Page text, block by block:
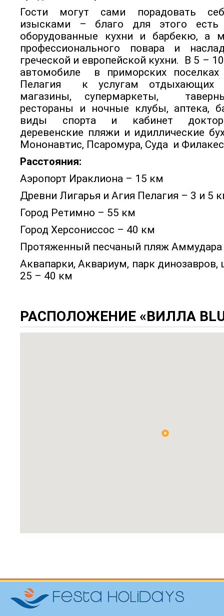
Гости могут сами порадовать
изысками – благо для этого есть
оборудованные кухни и барбекю, а
профессионального повара и
греческой и европейской кухни. В 5 –
автомобиле в приморских
Пелагия к услугам отдыхающих
магазины, супермаркеты,
рестораны и ночные клубы, аптека,
виды спорта и кабинет
деревенские пляжи и идиллические
Мононавтис, Псаромура, Суда и
Расстояния:
Аэропорт Ираклиона – 15 км
Древни Лигарья и Агия Пелагия – 3 и 5
Город Ретимно – 55 км
Город Херсониссос – 40 км
Протяженный песчаный пляж
Аквапарки, Аквариум, парк динозавров,
25 – 40 км
РАСПОЛОЖЕНИЕ «ВИЛЛА